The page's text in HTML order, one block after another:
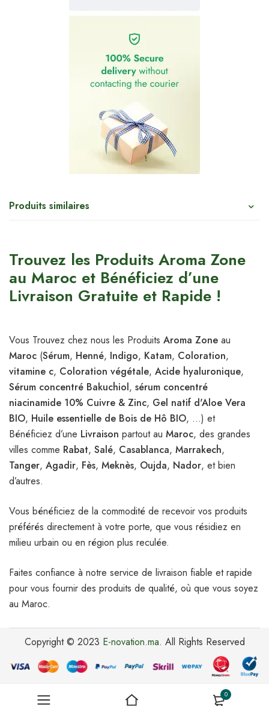
0
Produits similaires
Trouvez les Produits Aroma Zone
au Maroc et Bénéficiez d’une
Livraison Gratuite et Rapide !
Vous Trouvez chez nous les Produits Aroma Zone au
Maroc (Sérum, Henné, Indigo, Katam, Coloration,
vitamine c, Coloration végétale, Acide hyaluronique,
Sérum concentré Bakuchiol, sérum concentré
niacinamide 10% Cuivre & Zinc, Gel natif d'Aloe Vera
BIO, Huile essentielle de Bois de Hô BIO, …) et
Bénéficiez d’une Livraison partout au Maroc, des grandes
villes comme Rabat, Salé, Casablanca, Marrakech,
Tanger, Agadir, Fès, Meknès, Oujda, Nador, et bien
d’autres.
Vous bénéficiez de la commodité de recevoir vos produits
préférés directement à votre porte, que vous résidiez en
milieu urbain ou en région plus reculée.
Faites confiance à notre service de livraison fiable et rapide
pour vous fournir des produits de qualité, où que vous soyez
au Maroc.
Copyright © 2023 E-novation.ma. All Rights Reserved